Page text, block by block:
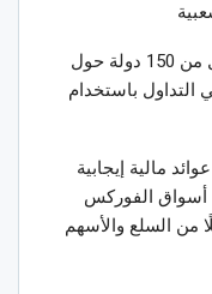
استطاعت جذب أكثر من 2 مليون عميل من 150 دولة حول
التداول باستخدام
مالية إيجابية
أسواق الفوركس
من السلع والأسهم